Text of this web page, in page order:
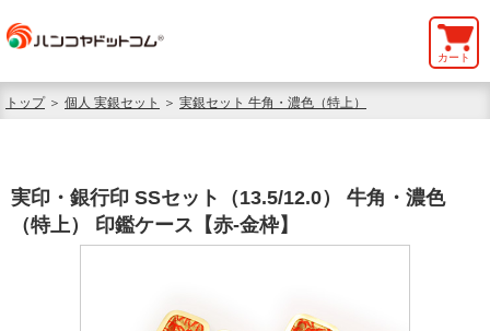
カート
トップ＞ 個人 実銀セット ＞ 実銀セット 牛角・濃色（特上）
実印・銀行印 SSセット（13.5/12.0） 牛角・濃色
（特上） 印鑑ケース【赤-金枠】